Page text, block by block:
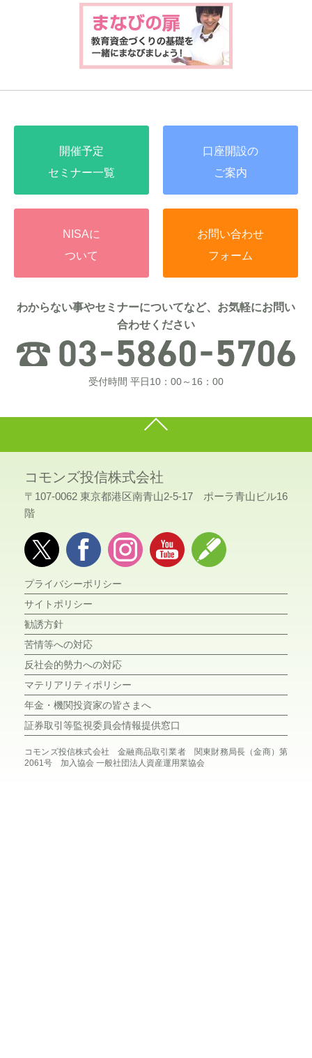
開催予定
セミナー一覧
口座開設の
ご案内
NISAに
ついて
お問い合わせ
フォーム
わからない事やセミナーについてなど、お気軽にお問い
合わせください
受付時間 平日10：00～16：00
コモンズ投信株式会社
〒107-0062 東京都港区南青山2-5-17 ポーラ青山ビル16
階
プライバシーポリシー
サイトポリシー
勧誘方針
苦情等への対応
反社会的勢力への対応
マテリアリティポリシー
年金・機関投資家の皆さまへ
証券取引等監視委員会情報提供窓口
コモンズ投信株式会社 金融商品取引業者 関東財務局長（金商）第
2061号 加入協会 一般社団法人資産運用業協会